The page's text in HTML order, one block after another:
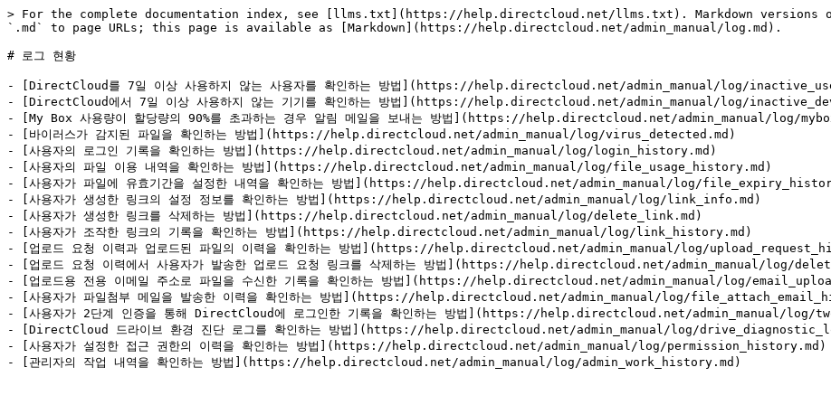
> For the complete documentation index, see [llms.txt](https://help.directcloud.net/llms.txt). Markdown versions
`.md` to page URLs; this page is available as [Markdown](https://help.directcloud.net/admin_manual/log.md).
# 로그 현황
- [DirectCloud를 7일 이상 사용하지 않는 사용자를 확인하는 방법](https://help.directcloud.net/admin_manual/log/
- [DirectCloud에서 7일 이상 사용하지 않는 기기를 확인하는 방법](https://help.directcloud.net/admin_manual/log/
- [My Box 사용량이 할당량의 90%를 초과하는 경우 알림 메일을 보내는 방법](https://help.directcloud.net/admin_manual/log/
- [바이러스가 감지된 파일을 확인하는 방법](https://help.directcloud.net/admin_manual/log/virus_detected.md)
- [사용자의 로그인 기록을 확인하는 방법](https://help.directcloud.net/admin_manual/log/login_history.md)
- [사용자의 파일 이용 내역을 확인하는 방법](https://help.directcloud.net/admin_manual/log/file_usage_history.md)
- [사용자가 파일에 유효기간을 설정한 내역을 확인하는 방법](https://help.directcloud.net/admin_manual/log/
- [사용자가 생성한 링크의 설정 정보를 확인하는 방법](https://help.directcloud.net/admin_manual/log/link_info.md)
- [사용자가 생성한 링크를 삭제하는 방법](https://help.directcloud.net/admin_manual/log/delete_link.md)
- [사용자가 조작한 링크의 기록을 확인하는 방법](https://help.directcloud.net/admin_manual/log/link_history.md)
- [업로드 요청 이력과 업로드된 파일의 이력을 확인하는 방법](https://help.directcloud.net/admin_manual/log/
- [업로드 요청 이력에서 사용자가 발송한 업로드 요청 링크를 삭제하는 방법](https://help.directcloud.net/admin_manual/log/
- [업로드용 전용 이메일 주소로 파일을 수신한 기록을 확인하는 방법](https://help.directcloud.net/admin_manual/log/
- [사용자가 파일첨부 메일을 발송한 이력을 확인하는 방법](https://help.directcloud.net/admin_manual/log/
- [사용자가 2단계 인증을 통해 DirectCloud에 로그인한 기록을 확인하는 방법](https://help.directcloud.net/admin_manual/
- [DirectCloud 드라이브 환경 진단 로그를 확인하는 방법](https://help.directcloud.net/admin_manual/log/
- [사용자가 설정한 접근 권한의 이력을 확인하는 방법](https://help.directcloud.net/admin_manual/log/permission_history.md)